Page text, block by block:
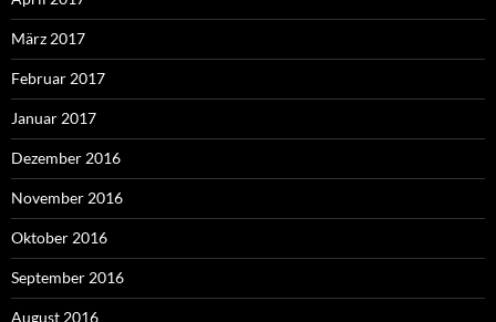
März 2017
Februar 2017
Januar 2017
Dezember 2016
November 2016
Oktober 2016
September 2016
August 2016